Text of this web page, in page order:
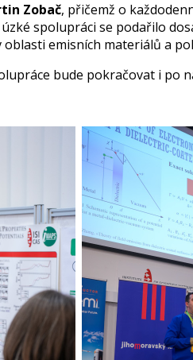
Zobač, přičemž o
spolupráci se podařilo
emisních materiálů a
bude pokračovat i po